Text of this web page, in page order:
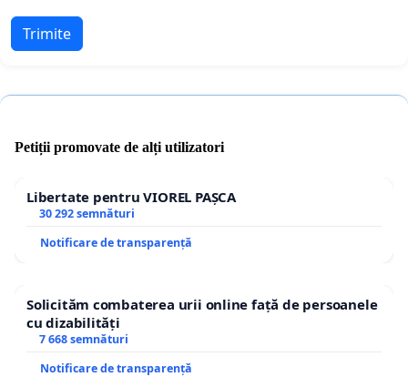
Trimite
Petiții promovate de alți utilizatori
Libertate pentru VIOREL PAȘCA
30 292 semnături
Notificare de transparență
Solicităm combaterea urii online față de persoanele
cu dizabilități
7 668 semnături
Notificare de transparență